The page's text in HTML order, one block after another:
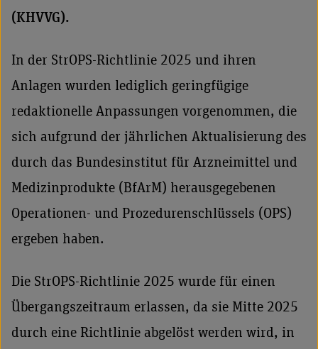
(KHVVG).
In der StrOPS-Richtlinie 2025 und ihren
Anlagen wurden lediglich geringfügige
redaktionelle Anpassungen vorgenommen, die
sich aufgrund der jährlichen Aktualisierung des
durch das Bundesinstitut für Arzneimittel und
Medizinprodukte (BfArM) herausgegebenen
Operationen- und Prozedurenschlüssels (OPS)
ergeben haben.
Die StrOPS-Richtlinie 2025 wurde für einen
Übergangszeitraum erlassen, da sie Mitte 2025
durch eine Richtlinie abgelöst werden wird, in